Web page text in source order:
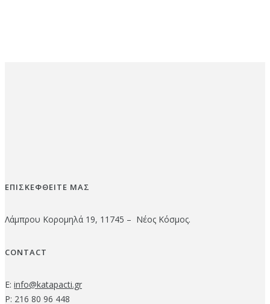
ΕΠΙΣΚΕΦΘΕΙΤΕ ΜΑΣ
Λάμπρου Κορομηλά 19, 11745 – Νέος Κόσμος.
CONTACT
E: info@katapacti.gr
P: 216 80 96 448